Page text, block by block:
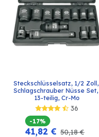
Steckschlüsselsatz, 1/2 Zoll,
Schlagschrauber Nüsse Set,
13-teilig, Cr-Mo
36
-17%
41,82 € 50,18€